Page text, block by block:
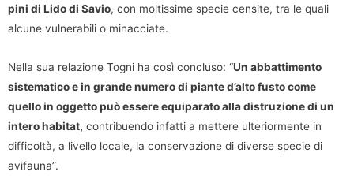
pini di Lido di Savio, con moltissime specie censite, tra le quali
alcune vulnerabili o minacciate.
Nella sua relazione Togni ha così concluso: “Un abbattimento
sistematico e in grande numero di piante d’alto fusto come
quello in oggetto può essere equiparato alla distruzione di un
intero habitat, contribuendo infatti a mettere ulteriormente in
difficoltà, a livello locale, la conservazione di diverse specie di
avifauna”.